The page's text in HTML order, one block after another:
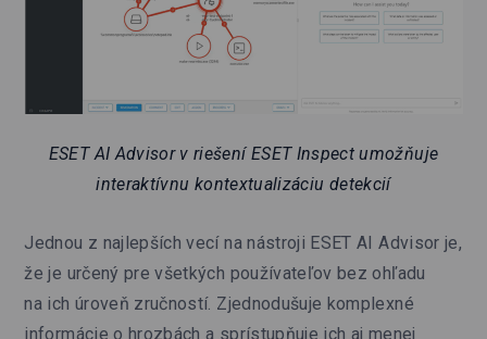
ESET AI Advisor v riešení ESET Inspect umožňuje
interaktívnu kontextualizáciu detekcií
Jednou z najlepších vecí na nástroji ESET AI Advisor je,
že je určený pre všetkých používateľov bez ohľadu
na ich úroveň zručností. Zjednodušuje komplexné
informácie o hrozbách a sprístupňuje ich aj menej